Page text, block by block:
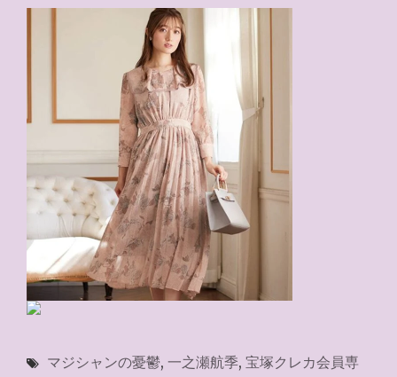
マジシャンの憂鬱, 一之瀬航季, 宝塚クレカ会員専